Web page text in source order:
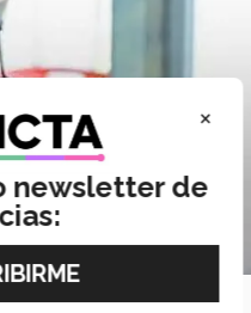
×
newsletter de